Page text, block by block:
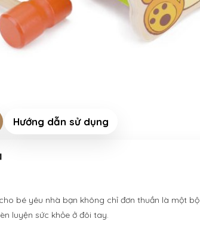
Hướng dẫn sử dụng
bé yêu nhà bạn không chỉ đơn thuần là một
luyện sức khỏe ở đôi tay.